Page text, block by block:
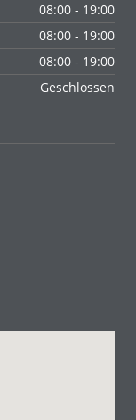
08:00 - 19:00
08:00 - 19:00
08:00 - 19:00
Geschlossen